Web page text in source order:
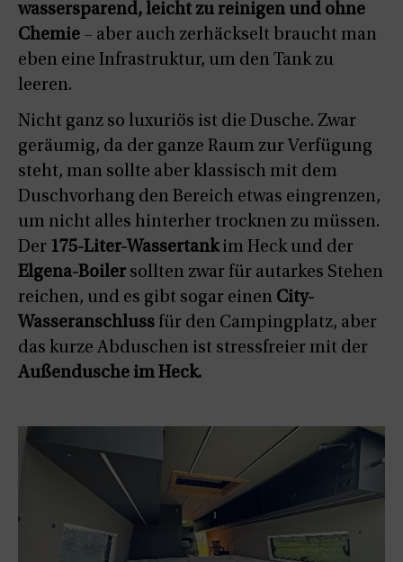
wassersparend, leicht zu reinigen und ohne
Chemie – aber auch zerhäckselt braucht man
eben eine Infrastruktur, um den Tank zu
leeren.
Nicht ganz so luxuriös ist die Dusche. Zwar
geräumig, da der ganze Raum zur Verfügung
steht, man sollte aber klassisch mit dem
Duschvorhang den Bereich etwas eingrenzen,
um nicht alles hinterher trocknen zu müssen.
Der 175-Liter-Wassertankim Heck und der
Elgena-Boiler sollten zwar für autarkes Stehen
reichen, und es gibt sogar einen City-
Wasseranschluss für den Campingplatz, aber
das kurze Abduschen ist stressfreier mit der
Außendusche im Heck.